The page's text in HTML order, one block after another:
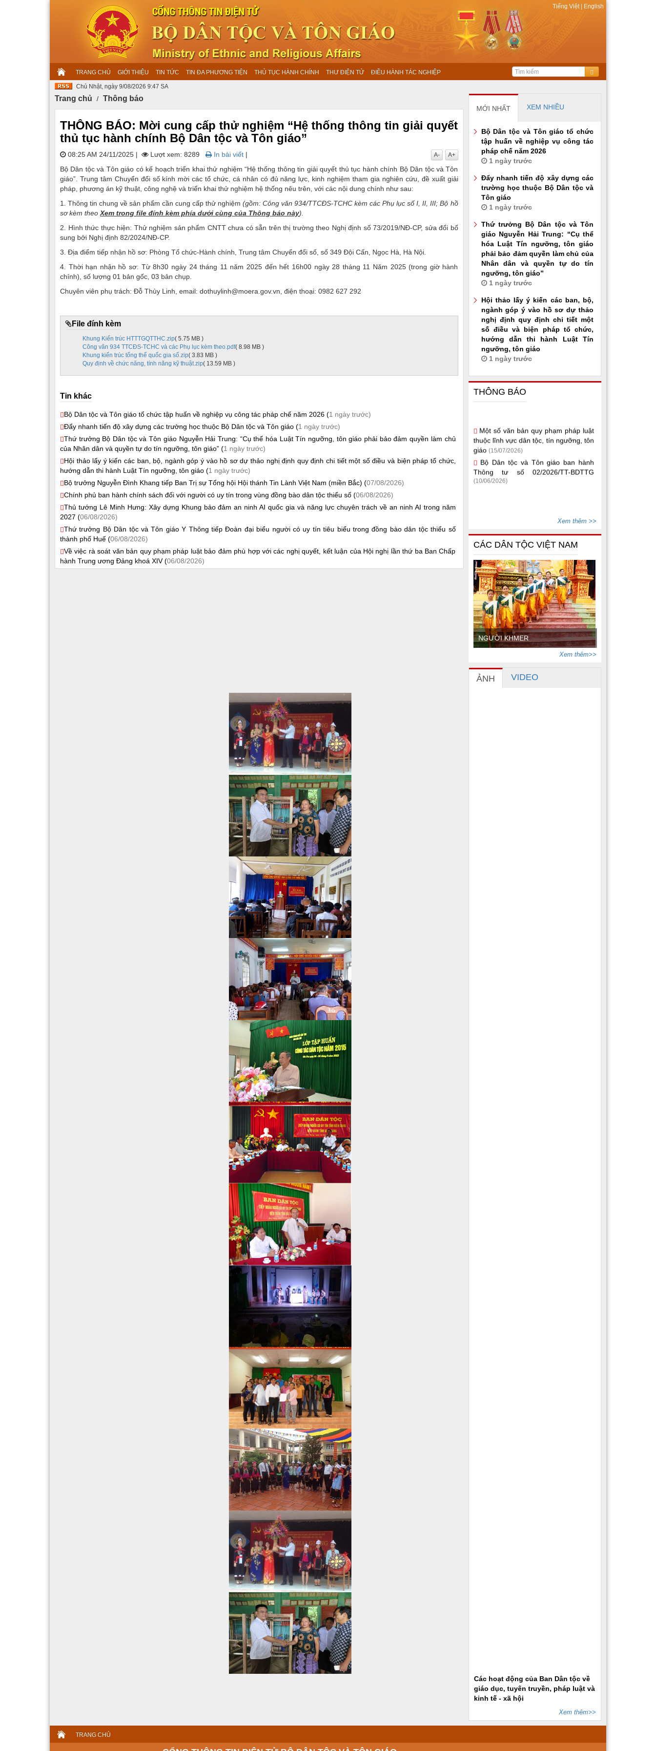
Tiếng Việt English
TRANG CHỦ GIỚI THIỆU TIN TỨC TIN ĐA PHƯƠNG TIỆN THỦ TỤC HÀNH CHÍNH THƯ ĐIỆN TỬ ĐIỀU HÀNH TÁC NGHIỆP
Chủ Nhật, ngày 9/08/2026 9:47 SA
Trang chủ Thông báo
THÔNG BÁO: Mời cung cấp thử nghiệm “Hệ thống thông tin giải quyết
thủ tục hành chính Bộ Dân tộc và Tôn giáo”
08:25 AM 24/11/2025 | Lượt xem: 8289 In bài viết | A+
A-
Bộ Dân tộc và Tôn giáo có kế hoạch triển khai thử nghiệm “Hệ thống thông tin giải quyết thủ tục hành chính Bộ Dân tộc và Tôn
giáo”. Trung tâm Chuyển đổi số kính mời các tổ chức, cá nhân có đủ năng lực, kinh nghiệm tham gia nghiên cứu, đề xuất giải
pháp, phương án kỹ thuật, công nghệ và triển khai thử nghiệm hệ thống nêu trên, với các nội dung chính như sau:
1. Thông tin chung về sản phẩm cần cung cấp thử nghiệm (gồm: Công văn 934/TTCĐS-TCHC kèm các Phụ lục số I, II, III; Bộ hồ
sơ kèm theoXem trong file đính kèm phía dưới cùng của Thông báo này).
2. Hình thức thực hiện: Thử nghiệm sản phẩm CNTT chưa có sẵn trên thị trường theo Nghị định số 73/2019/NĐ-CP, sửa đổi bổ
sung bởi Nghị định 82/2024/NĐ-CP.
3. Địa điểm tiếp nhận hồ sơ: Phòng Tổ chức-Hành chính, Trung tâm Chuyển đổi số, số 349 Đội Cấn, Ngọc Hà, Hà Nội.
4. Thời hạn nhận hồ sơ: Từ 8h30 ngày 24 tháng 11 năm 2025 đến hết 16h00 ngày 28 tháng 11 Năm 2025 (trong giờ hành
chính), số lượng 01 bản gốc, 03 bản chụp.
Chuyên viên phụ trách: Đỗ Thùy Linh, email: dothuylinh@moera.gov.vn, điện thoại: 0982 627 292
File đính kèm
Khung Kiến trúc HTTTGQTTHC.zip( 5.75 MB )
Công văn 934 TTCĐS-TCHC và các Phụ lục kèm theo.pdf( 8.98 MB )
Khung kiến trúc tổng thể quốc gia số.zip( 3.83 MB )
Quy định về chức năng, tính năng kỹ thuật.zip( 13.59 MB )
Tin khác
Bộ Dân tộc và Tôn giáo tổ chức tập huấn về nghiệp vụ công tác pháp chế năm 2026 (1 ngày trước)
Đẩy nhanh tiến độ xây dựng các trường học thuộc Bộ Dân tộc và Tôn giáo (1 ngày trước)
Thứ trưởng Bộ Dân tộc và Tôn giáo Nguyễn Hải Trung: “Cụ thể hóa Luật Tín ngưỡng, tôn giáo phải bảo đảm quyền làm chủ
của Nhân dân và quyền tự do tín ngưỡng, tôn giáo” (1 ngày trước)
Hội thảo lấy ý kiến các ban, bộ, ngành góp ý vào hồ sơ dự thảo nghị định quy định chi tiết một số điều và biện pháp tổ chức,
hướng dẫn thi hành Luật Tín ngưỡng, tôn giáo (1 ngày trước)
Bộ trưởng Nguyễn Đình Khang tiếp Ban Trị sự Tổng hội Hội thánh Tin Lành Việt Nam (miền Bắc) (07/08/2026)
Chính phủ ban hành chính sách đối với người có uy tín trong vùng đồng bào dân tộc thiểu số (06/08/2026)
Thủ tướng Lê Minh Hưng: Xây dựng Khung bảo đảm an ninh AI quốc gia và năng lực chuyên trách về an ninh AI trong năm
2027 (06/08/2026)
Thứ trưởng Bộ Dân tộc và Tôn giáo Y Thông tiếp Đoàn đại biểu người có uy tín tiêu biểu trong đồng bào dân tộc thiểu số
thành phố Huế (06/08/2026)
Về việc rà soát văn bản quy phạm pháp luật bảo đảm phù hợp với các nghị quyết, kết luận của Hội nghị lần thứ ba Ban Chấp
hành Trung ương Đảng khoá XIV (06/08/2026)
MỚI NHẤT XEM NHIỀU
Bộ Dân tộc và Tôn giáo tổ chức
tập huấn về nghiệp vụ công tác
pháp chế năm 2026
1 ngày trước
Đẩy nhanh tiến độ xây dựng các
trường học thuộc Bộ Dân tộc và
Tôn giáo
1 ngày trước
Thứ trưởng Bộ Dân tộc và Tôn
giáo Nguyễn Hải Trung: “Cụ thể
hóa Luật Tín ngưỡng, tôn giáo
phải bảo đảm quyền làm chủ của
Nhân dân và quyền tự do tín
ngưỡng, tôn giáo”
1 ngày trước
Hội thảo lấy ý kiến các ban, bộ,
ngành góp ý vào hồ sơ dự thảo
nghị định quy định chi tiết một
số điều và biện pháp tổ chức,
hướng dẫn thi hành Luật Tín
ngưỡng, tôn giáo
1 ngày trước
THÔNG BÁO
thuộc lĩnh vực dân tộc, tín ngưỡng, tôn
giáo (15/07/2026)
Bộ Dân tộc và Tôn giáo ban hành
Thông tư số 02/2026/TT-BDTTG
(10/06/2026)
Xem thêm >>
CÁC DÂN TỘC VIỆT NAM
NGƯỜI KHMER
Xem thêm>>
ẢNH VIDEO
Các hoạt động của Ban Dân tộc về
giáo dục, tuyên truyền, pháp luật và
kinh tế - xã hội
Xem thêm>>
TRANG CHỦ